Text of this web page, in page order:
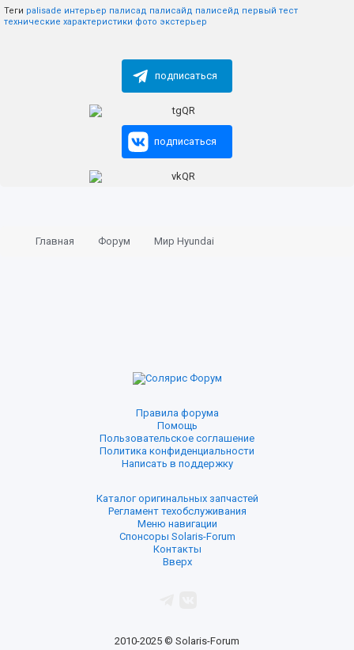
Теги palisade интерьер палисад палисайд палисейд первый тест
технические характеристики фото экстерьер
подписаться
подписаться
Главная Форум Мир Hyundai
Правила форума
Помощь
Пользовательское соглашение
Политика конфиденциальности
Написать в поддержку
Каталог оригинальных запчастей
Регламент техобслуживания
Меню навигации
Спонсоры Solaris-Forum
Контакты
Вверх
2010-2025 © Solaris-Forum